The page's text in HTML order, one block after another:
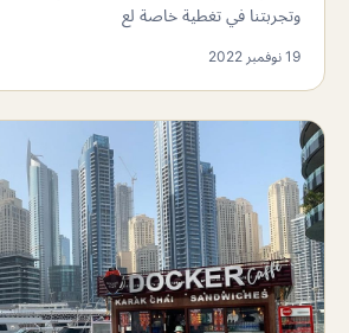
وتجربتنا في تغطية خاصة لع
19 نوفمبر 2022